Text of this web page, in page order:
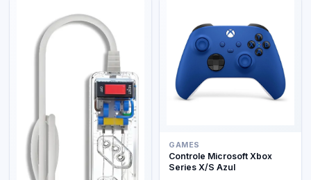
GAMES
Controle Microsoft Xbox
Series X/S Azul